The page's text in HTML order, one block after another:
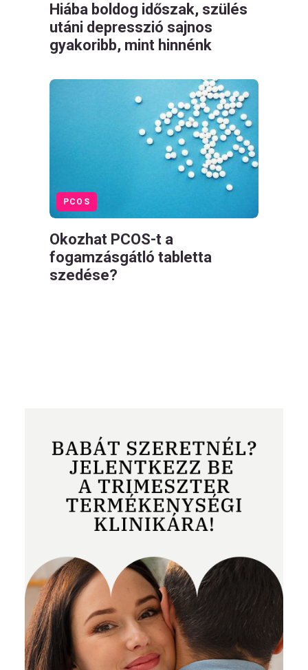
Hiába boldog időszak, szülés
utáni depresszió sajnos
gyakoribb, mint hinnénk
PCOS
Okozhat PCOS-t a
fogamzásgátló tabletta
szedése?